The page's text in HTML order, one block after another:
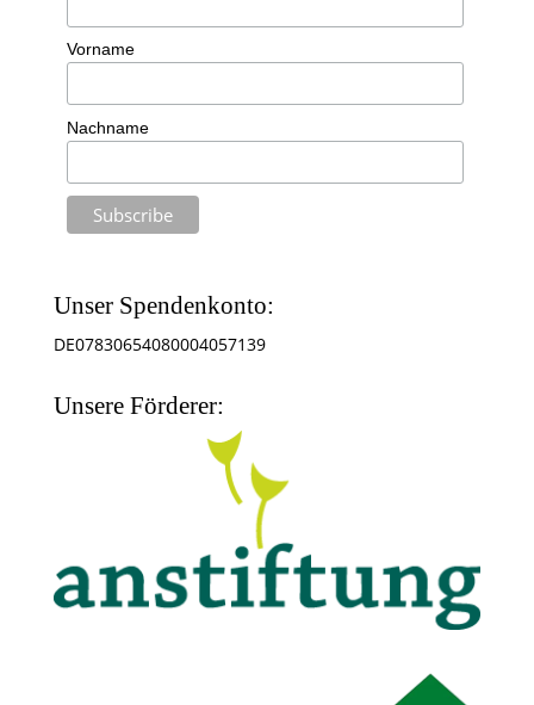
Vorname
Nachname
Unser Spendenkonto:
DE07830654080004057139
Unsere Förderer: